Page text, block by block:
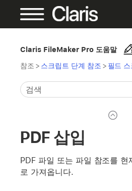
Claris FileMaker Pro 도움말
참조 > 스크립트 단계 참조 > 필드
PDF 삽입
PDF 파일 또는 파일 참조를 현
로 가져옵니다.